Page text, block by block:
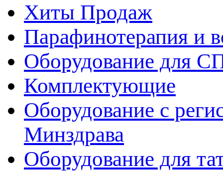
Хиты Продаж
Парафинотерапия и
Оборудование для
Комплектующие
Оборудование с
Минздрава
Оборудование для